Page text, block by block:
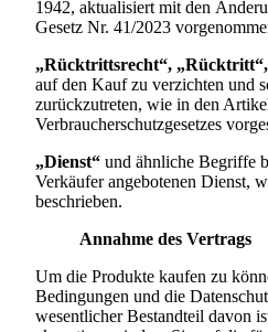
1942, aktualisiert mit den
Gesetz Nr. 41/2023
„Rücktrittsrecht“, „Rücktritt“,
auf den Kauf zu verzichten und
zurückzutreten, wie in den
Verbraucherschutzgesetzes
„Dienst“ und ähnliche Begriffe
Verkäufer angebotenen Dienst,
beschrieben.
Annahme des Vertrags
Um die Produkte kaufen zu
Bedingungen und die
wesentlicher Bestandteil davon